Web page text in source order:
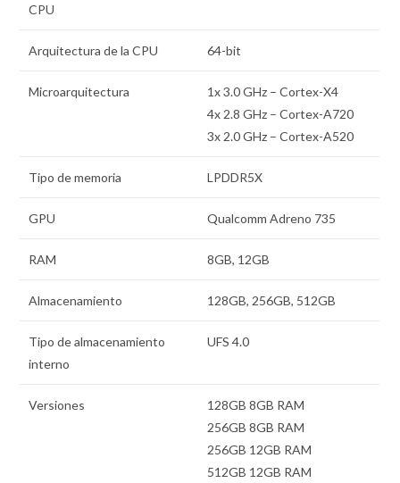
CPU
Arquitectura de la CPU 64-bit
Microarquitectura
1x 3.0 GHz – Cortex-X4
4x 2.8 GHz – Cortex-A720
3x 2.0 GHz – Cortex-A520
Tipo de memoria LPDDR5X
GPU Qualcomm Adreno 735
RAM 8GB, 12GB
Almacenamiento 128GB, 256GB, 512GB
Tipo de almacenamiento
interno
UFS 4.0
Versiones
128GB 8GB RAM
256GB 8GB RAM
256GB 12GB RAM
512GB 12GB RAM